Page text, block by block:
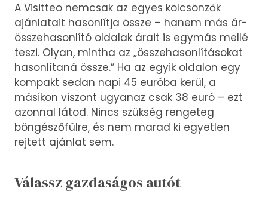
A Visitteo nemcsak az egyes kölcsönzők
ajánlatait hasonlítja össze – hanem más ár-
összehasonlító oldalak árait is egymás mellé
teszi. Olyan, mintha az „összehasonlításokat
hasonlítaná össze.” Ha az egyik oldalon egy
kompakt sedan napi 45 euróba kerül, a
másikon viszont ugyanaz csak 38 euró – ezt
azonnal látod. Nincs szükség rengeteg
böngészőfülre, és nem marad ki egyetlen
rejtett ajánlat sem.
Válassz gazdaságos autót